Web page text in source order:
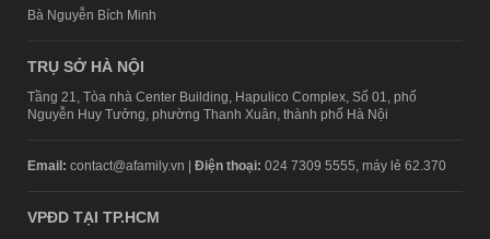
Bà Nguyễn Bích Minh
TRỤ SỞ HÀ NỘI
Tầng 21, Tòa nhà Center Building, Hapulico Complex, Số 01, phố
Nguyễn Huy Tưởng, phường Thanh Xuân, thành phố Hà Nội
Email: contact@afamily.vn | Điện thoại: 024 7309 5555, máy lẻ 62.370
VPĐD TẠI TP.HCM